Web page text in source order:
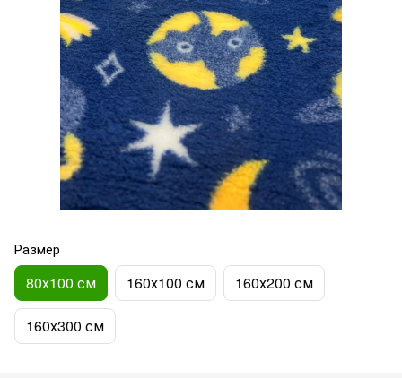
Размер
80х100 см 160х100 см 160х200 см
160х300 см